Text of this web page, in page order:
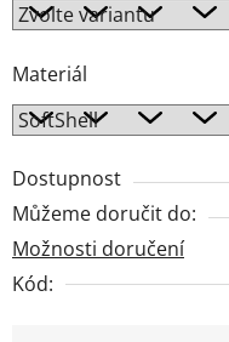
Materiál
Dostupnost
Můžeme doručit do:
Možnosti doručení
Kód: